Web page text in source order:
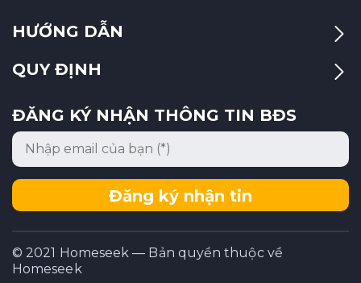
HƯỚNG DẪN
QUY ĐỊNH
ĐĂNG KÝ NHẬN THÔNG TIN BĐS
Đăng ký nhận tin
© 2021 Homeseek — Bản quyền thuộc về
Homeseek